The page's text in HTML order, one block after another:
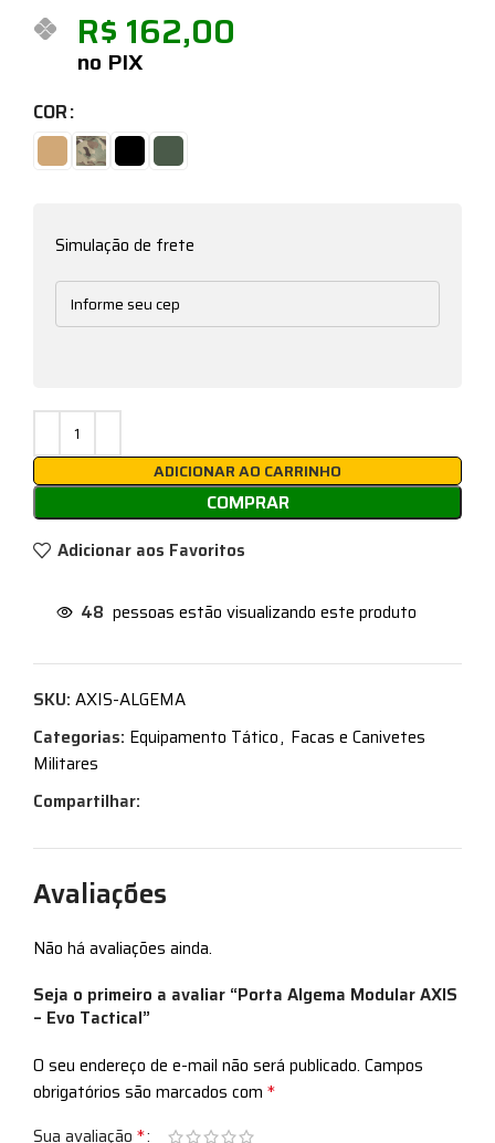
R$ 162,00
no PIX
COR
Simulação de frete
ADICIONAR AO CARRINHO
COMPRAR
Adicionar aos Favoritos
48 pessoas estão visualizando este produto
SKU: AXIS-ALGEMA
Categorias: Equipamento Tático, Facas e Canivetes
Militares
Compartilhar:
Avaliações
Não há avaliações ainda.
Seja o primeiro a avaliar “Porta Algema Modular AXIS
– Evo Tactical”
O seu endereço de e-mail não será publicado. Campos
obrigatórios são marcados com *
Sua avaliação *